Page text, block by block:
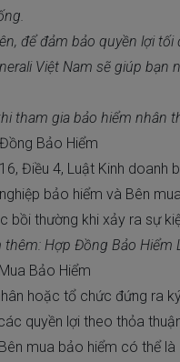
để đảm bảo quyền lợi
Việt Nam sẽ giúp
tham gia bảo hiểm nhân
Bảo Hiểm
Điều 4, Luật Kinh doanh
bảo hiểm và Bên
bồi thường khi xảy ra sự
thêm: Hợp Đồng Bảo Hiểm
Bảo Hiểm
hoặc tổ chức đứng ra
quyền lợi theo thỏa
Bên mua bảo hiểm có thể